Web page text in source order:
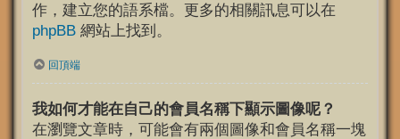
作，建立您的語系檔。更多的相關訊息可以在
phpBB 網站上找到。
回頂端
我如何才能在自己的會員名稱下顯示圖像呢？
在瀏覽文章時，可能會有兩個圖像和會員名稱一塊